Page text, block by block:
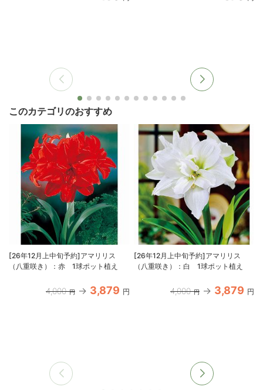
このカテゴリのおすすめ
[26年12月上中旬予約]アマリリス
（八重咲き）：赤 1球ポット植え
4,000 円 3,879 円
[26年12月上中旬予約]アマリリス
（八重咲き）：白 1球ポット植え
4,000 円 3,879 円